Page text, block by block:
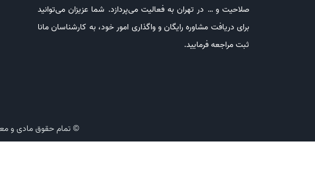
صلاحیت و … در تهران به فعالیت می‌پردازد. شما عزیزان می‌توانید
برای دریافت مشاوره رایگان و واگذاری امور خود، به کارشناسان مانا
ثبت مراجعه فرمایید.
© تمام حقوق مادی و